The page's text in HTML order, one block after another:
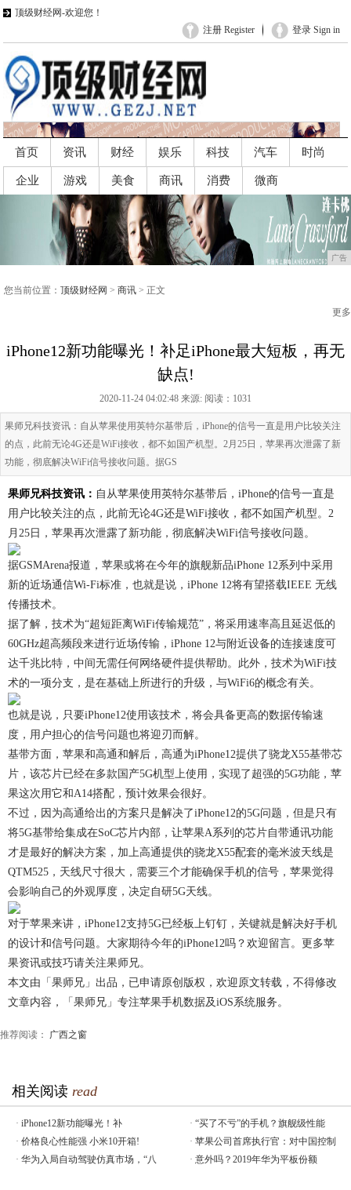
顶级财经网-欢迎您！
登录 Sign in
注册 Register
首页 资讯 财经 娱乐 科技 汽车 时尚
企业 游戏 美食 商讯 消费 微商
广告
您当前位置： 顶级财经网 > 商讯 > 正文
更多
iPhone12新功能曝光！补足iPhone最大短板，再无
缺点!
2020-11-24 04:02:48 来源: 阅读：1031
果师兄科技资讯：自从苹果使用英特尔基带后，iPhone的信号一直是用户比较关注
的点，此前无论4G还是WiFi接收，都不如国产机型。2月25日，苹果再次泄露了新
功能，彻底解决WiFi信号接收问题。据GS
果师兄科技资讯： 自从苹果使用英特尔基带后，iPhone的信号一直是
用户比较关注的点，此前无论4G还是WiFi接收，都不如国产机型。2
月25日，苹果再次泄露了新功能，彻底解决WiFi信号接收问题。
据GSMArena报道，苹果或将在今年的旗舰新品iPhone 12系列中采用
新的近场通信Wi-Fi标准，也就是说，iPhone 12将有望搭载IEEE 无线
传播技术。
据了解，技术为“超短距离WiFi传输规范”，将采用速率高且延迟低的
60GHz超高频段来进行近场传输，iPhone 12与附近设备的连接速度可
达千兆比特，中间无需任何网络硬件提供帮助。此外，技术为WiFi技
术的一项分支，是在基础上所进行的升级，与WiFi6的概念有关。
也就是说，只要iPhone12使用该技术，将会具备更高的数据传输速
度，用户担心的信号问题也将迎刃而解。
基带方面，苹果和高通和解后，高通为iPhone12提供了骁龙X55基带芯
片，该芯片已经在多款国产5G机型上使用，实现了超强的5G功能，苹
果这次用它和A14搭配，预计效果会很好。
不过，因为高通给出的方案只是解决了iPhone12的5G问题，但是只有
将5G基带给集成在SoC芯片内部，让苹果A系列的芯片自带通讯功能
才是最好的解决方案，加上高通提供的骁龙X55配套的毫米波天线是
QTM525，天线尺寸很大，需要三个才能确保手机的信号，苹果觉得
会影响自己的外观厚度，决定自研5G天线。
对于苹果来讲，iPhone12支持5G已经板上钉钉，关键就是解决好手机
的设计和信号问题。大家期待今年的iPhone12吗？欢迎留言。更多苹
果资讯或技巧请关注果师兄。
本文由「果师兄」出品，已申请原创版权，欢迎原文转载，不得修改
文章内容，「果师兄」专注苹果手机数据及iOS系统服务。
推荐阅读： 广西之窗
相关阅读 read
· iPhone12新功能曝光！补 · “买了不亏”的手机？旗舰级性能
· 价格良心性能强 小米10开箱! · 苹果公司首席执行官：对中国控制
· 华为入局自动驾驶仿真市场，“八 · 意外吗？2019年华为平板份额